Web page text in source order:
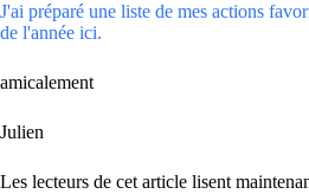
J'ai préparé une liste de mes actions
de l'année ici.
amicalement
Julien
Les lecteurs de cet article lisent